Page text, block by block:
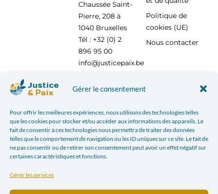
Gérer le consentement
Pour offrir les meilleures expériences, nous utilisons des technologies telles
que les cookies pour stocker et/ou accéder aux informations des appareils. Le
fait de consentir à ces technologies nous permettra de traiter des données
telles que le comportement de navigation ou les ID uniques sur ce site. Le fait de
ne pas consentir ou de retirer son consentement peut avoir un effet négatif sur
certaines caractéristiques et fonctions.
Gérer les services
Chaussée Saint-
Pierre, 208 à
1040 Bruxelles
Tél : +32 (0) 2
896 95 00
info@justicepaix.be
Politique de
cookies (UE)
Nous contacter